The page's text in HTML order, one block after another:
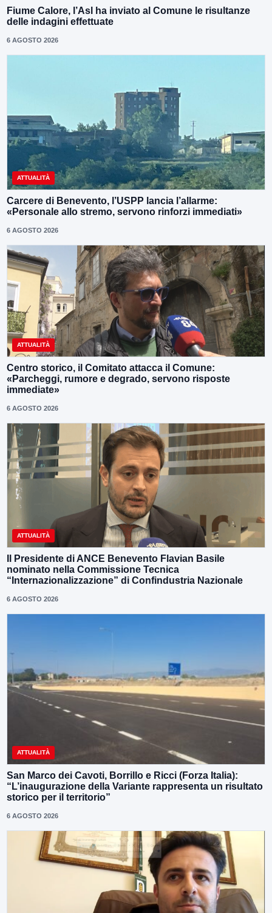
Fiume Calore, l’Asl ha inviato al Comune le risultanze
delle indagini effettuate
6 AGOSTO 2026
ATTUALITÀ
Carcere di Benevento, l’USPP lancia l’allarme:
«Personale allo stremo, servono rinforzi immediati»
6 AGOSTO 2026
ATTUALITÀ
Centro storico, il Comitato attacca il Comune:
«Parcheggi, rumore e degrado, servono risposte
immediate»
6 AGOSTO 2026
ATTUALITÀ
Il Presidente di ANCE Benevento Flavian Basile
nominato nella Commissione Tecnica
“Internazionalizzazione” di Confindustria Nazionale
6 AGOSTO 2026
ATTUALITÀ
San Marco dei Cavoti, Borrillo e Ricci (Forza Italia):
“L’inaugurazione della Variante rappresenta un risultato
storico per il territorio”
6 AGOSTO 2026